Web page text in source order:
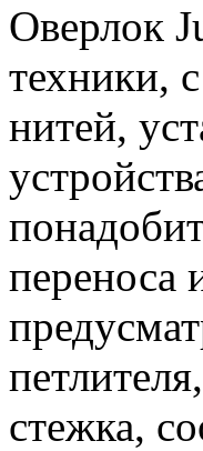
Оверлок
техники,
нитей,
переноса
стежка,